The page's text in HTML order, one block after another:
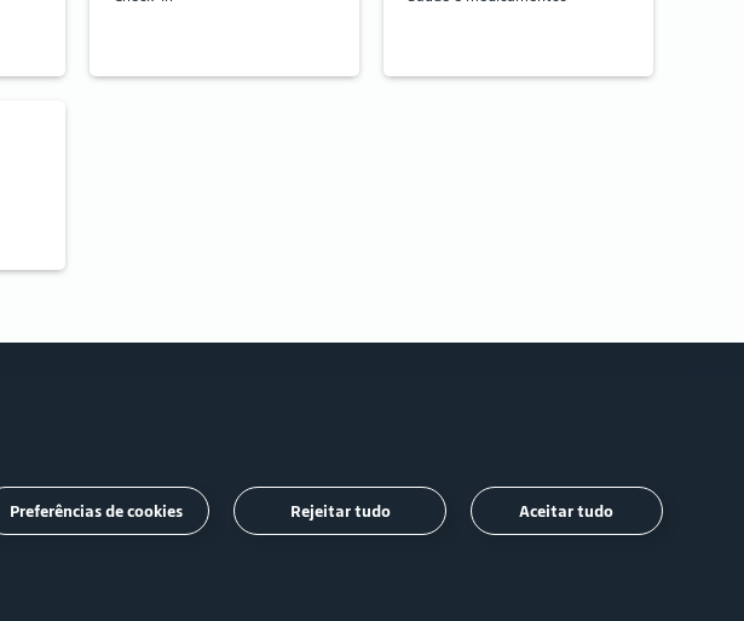
Siga-
nos
Preferências de cookies Rejeitar tudo Aceitar tudo